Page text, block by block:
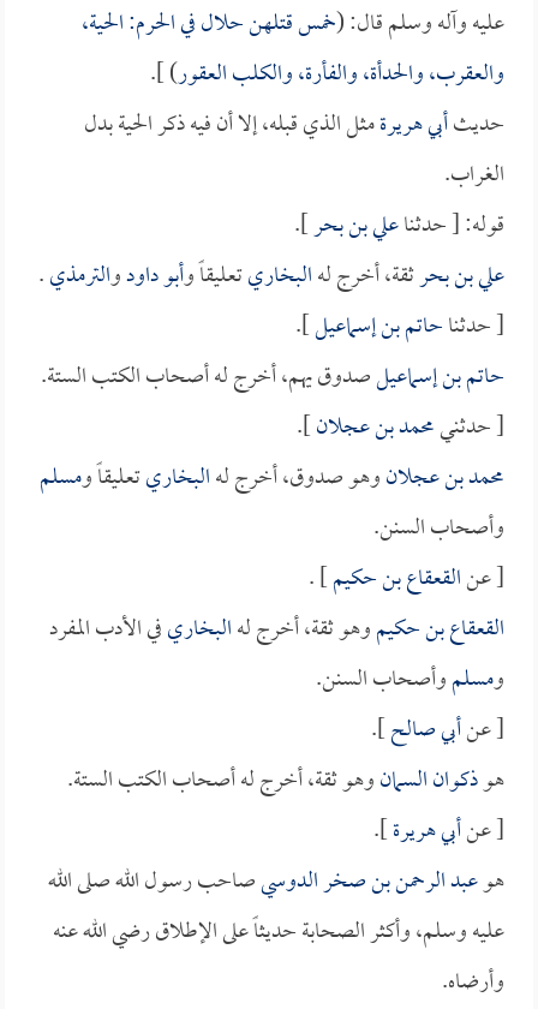
عليه وآله وسلم قال: (خمس قتلهن حلال في الحرم: الحية،
والعقرب، والحدأة، والفأرة، والكلب العقور) ].
حديثأبي هريرةمثل الذي قبله، إلا أن فيه ذكر الحية بدل
الغراب.
قوله: [ حدثناعلي بن بحر].
علي بن بحرثقة، أخرج لهالبخاريتعليقاً وأبو داودوالترمذي.
[ حدثناحاتم بن إسماعيل].
حاتم بن إسماعيلصدوق يهم، أخرج له أصحاب الكتب الستة.
[ حدثنيمحمد بن عجلان].
محمد بن عجلانوهو صدوق، أخرج لهالبخاريتعليقاً ومسلم
وأصحاب السنن.
[ عنالقعقاع بن حكيم] .
القعقاع بن حكيموهو ثقة، أخرج لهالبخاريفي الأدب المفرد
ومسلموأصحاب السنن.
[ عنأبي صالح].
هوذكوان السمانوهو ثقة، أخرج له أصحاب الكتب الستة.
[ عنأبي هريرة].
هوعبد الرحمن بن صخر الدوسيصاحب رسول الله صلى الله
عليه وسلم، وأكثر الصحابة حديثاً على الإطلاق رضي الله عنه
وأرضاه.